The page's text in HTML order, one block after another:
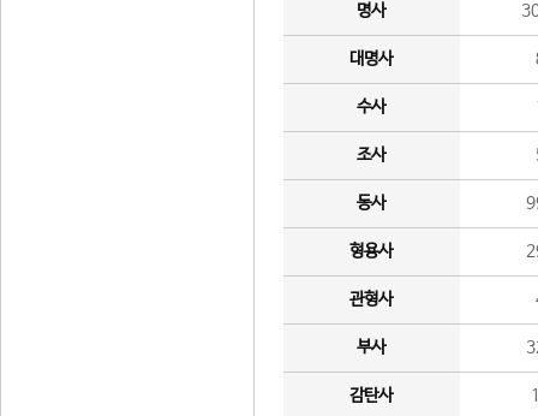
명사
대명사
수사
조사
동사
형용사
관형사
부사
감탄사